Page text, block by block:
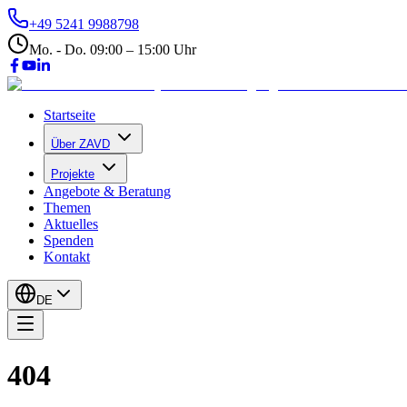
+49 5241 9988798
Mo. - Do. 09:00 – 15:00 Uhr
Startseite
Über ZAVD
Projekte
Angebote & Beratung
Themen
Aktuelles
Spenden
Kontakt
DE
404